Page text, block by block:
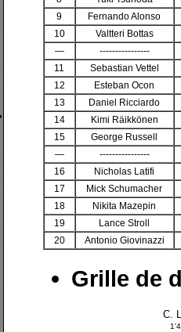
9
Fernando Alonso
10
Valtteri Bottas
—
----------------
11
Sebastian Vettel
12
Esteban Ocon
13
Daniel Ricciardo
14
Kimi Räikkönen
15
George Russell
—
----------------
16
Nicholas Latifi
17
Mick Schumacher
18
Nikita Mazepin
19
Lance Stroll
20
Antonio Giovinazzi
Grille de
C.